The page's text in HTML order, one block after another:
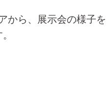
から、展示会の様子を